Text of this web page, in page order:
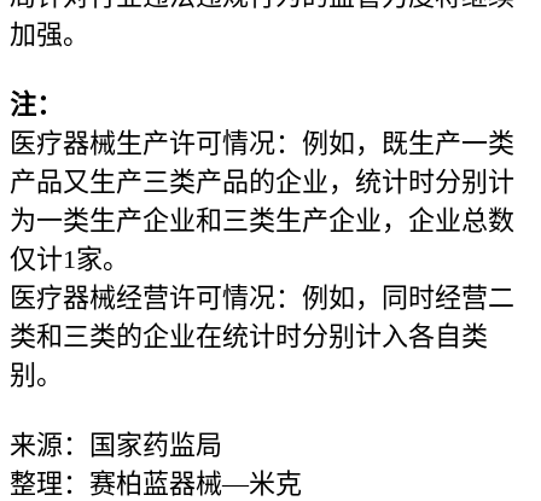
加强。
注：
医疗器械生产许可情况：例如，既生产一类
产品又生产三类产品的企业，统计时分别计
为一类生产企业和三类生产企业，企业总数
仅计1家。
医疗器械经营许可情况：例如，同时经营二
类和三类的企业在统计时分别计入各自类
别。
来源：国家药监局
整理：赛柏蓝器械—米克